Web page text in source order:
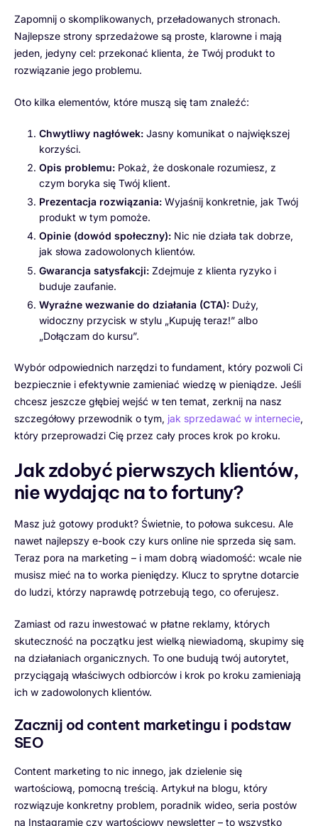
Zapomnij o skomplikowanych, przeładowanych stronach.
Najlepsze strony sprzedażowe są proste, klarowne i mają
jeden, jedyny cel: przekonać klienta, że Twój produkt to
rozwiązanie jego problemu.
Oto kilka elementów, które muszą się tam znaleźć:
Chwytliwy nagłówek: Jasny komunikat o największej
korzyści.
Opis problemu: Pokaż, że doskonale rozumiesz, z
czym boryka się Twój klient.
Prezentacja rozwiązania: Wyjaśnij konkretnie, jak Twój
produkt w tym pomoże.
Opinie (dowód społeczny): Nic nie działa tak dobrze,
jak słowa zadowolonych klientów.
Gwarancja satysfakcji: Zdejmuje z klienta ryzyko i
buduje zaufanie.
Wyraźne wezwanie do działania (CTA): Duży,
widoczny przycisk w stylu „Kupuję teraz!” albo
„Dołączam do kursu”.
Wybór odpowiednich narzędzi to fundament, który pozwoli Ci
bezpiecznie i efektywnie zamieniać wiedzę w pieniądze. Jeśli
chcesz jeszcze głębiej wejść w ten temat, zerknij na nasz
szczegółowy przewodnik o tym, jak sprzedawać w internecie,
który przeprowadzi Cię przez cały proces krok po kroku.
Jak zdobyć pierwszych klientów,
nie wydając na to fortuny?
Masz już gotowy produkt? Świetnie, to połowa sukcesu. Ale
nawet najlepszy e-book czy kurs online nie sprzeda się sam.
Teraz pora na marketing – i mam dobrą wiadomość: wcale nie
musisz mieć na to worka pieniędzy. Klucz to sprytne dotarcie
do ludzi, którzy naprawdę potrzebują tego, co oferujesz.
Zamiast od razu inwestować w płatne reklamy, których
skuteczność na początku jest wielką niewiadomą, skupimy się
na działaniach organicznych. To one budują twój autorytet,
przyciągają właściwych odbiorców i krok po kroku zamieniają
ich w zadowolonych klientów.
Zacznij od content marketingu i podstaw
SEO
Content marketing to nic innego, jak dzielenie się
wartościową, pomocną treścią. Artykuł na blogu, który
rozwiązuje konkretny problem, poradnik wideo, seria postów
na Instagramie czy wartościowy newsletter – to wszystko